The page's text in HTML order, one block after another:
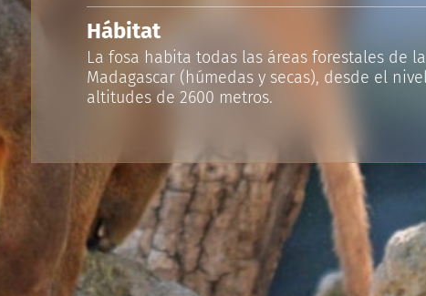
Hábitat
La fosa habita todas las áreas forestales de
Madagascar (húmedas y secas), desde el
altitudes de 2600 metros.